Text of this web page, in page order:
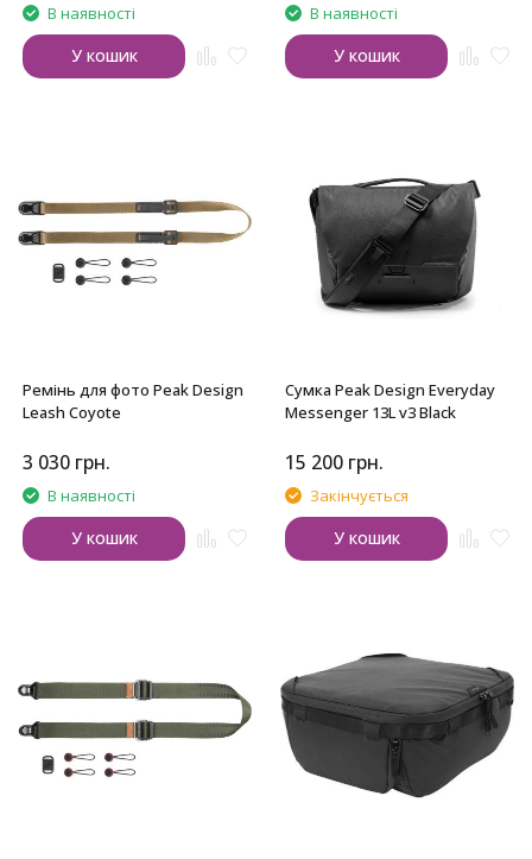
В наявності
У кошик
В наявності
У кошик
Ремінь для фото Peak Design
Leash Coyote
3 030 грн.
В наявності
У кошик
Сумка Peak Design Everyday
Messenger 13L v3 Black
15 200 грн.
Закінчується
У кошик